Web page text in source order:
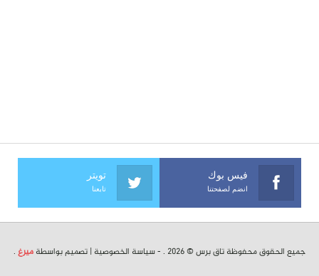
فيس بوك
انضم لصفحتنا
تويتر
تابعنا
جميع الحقوق محفوظة تاق برس © 2026 . - سياسة الخصوصية | تصميم بواسطة ميرغ .